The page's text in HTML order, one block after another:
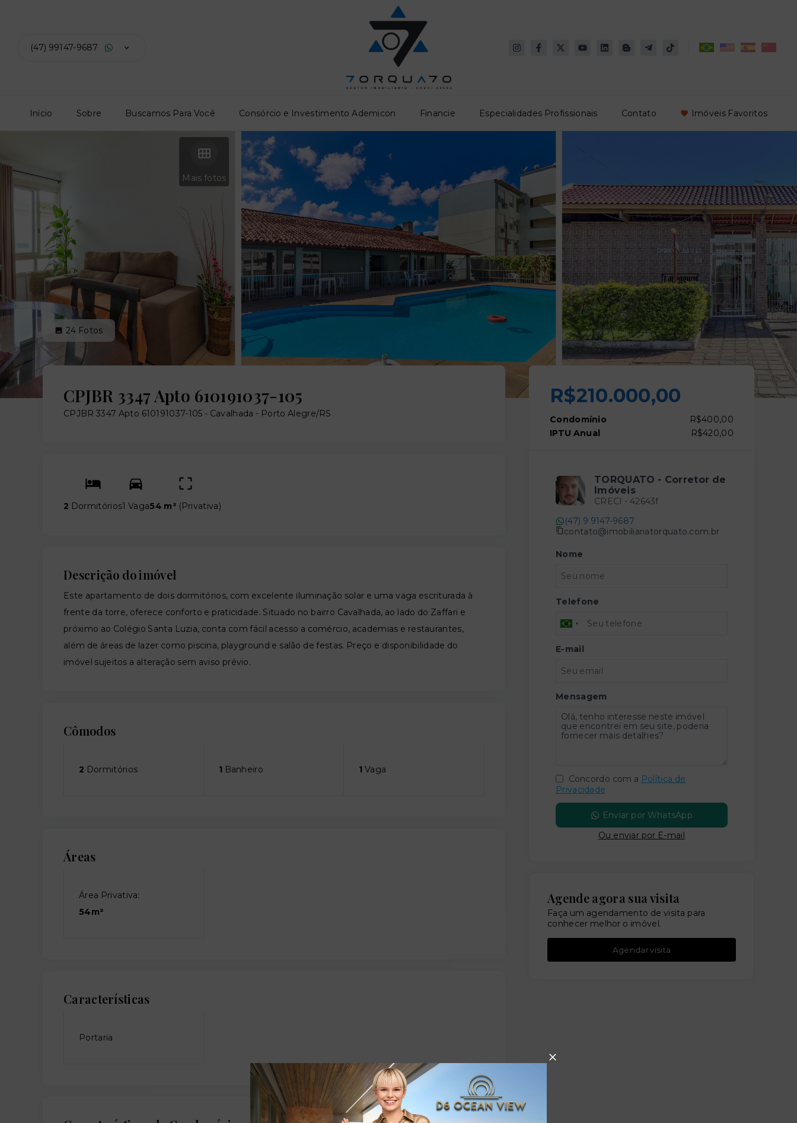
(47) 99147-9687
Início Sobre Buscamos Para Você Consórcio e Investimento Ademicon Financie Especialidades Profissionais Contato Imóveis Favoritos
Mais fotos
24 Fotos
CPJBR 3347 Apto 610191037-105
CPJBR 3347 Apto 610191037-105 - Cavalhada - Porto Alegre/RS
2 Dormitórios1 Vaga54 m² (Privativa)
Descrição do imóvel
Este apartamento de dois dormitórios, com excelente iluminação solar e uma vaga escriturada à
frente da torre, oferece conforto e praticidade. Situado no bairro Cavalhada, ao lado do Zaffari e
próximo ao Colégio Santa Luzia, conta com fácil acesso a comércio, academias e restaurantes,
além de áreas de lazer como piscina, playground e salão de festas. Preço e disponibilidade do
imóvel sujeitos a alteração sem aviso prévio.
Cômodos
2 Dormitórios 1 Banheiro 1 Vaga
Áreas
Área Privativa:
54m²
Características
Portaria
R$210.000,00
Condomínio
R$400,00
IPTU Anual
R$420,00
TORQUATO - Corretor de
Imóveis
CRECI - 42643f
(47) 9 9147-9687
contato@imobiliariatorquato.com.br
Nome
Telefone
E-mail
Mensagem
Concordo com a Política de
Privacidade
Enviar por WhatsApp
Ou enviar por E-mail
Agende agora sua visita
Faça um agendamento de visita para
conhecer melhor o imóvel.
Agendar visita